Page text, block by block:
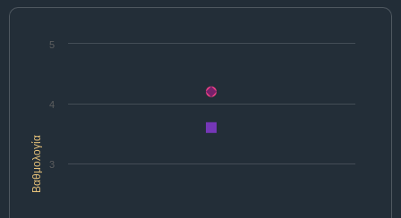
Βαθμολογία 3
4
5